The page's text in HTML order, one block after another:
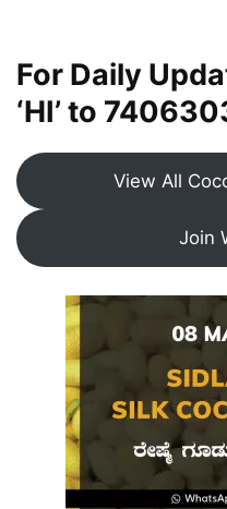
For Daily
‘HI’ to
View All
Join